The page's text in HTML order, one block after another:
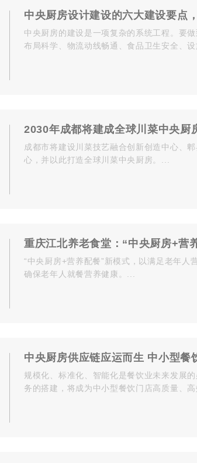
中央厨房设计建设的六大建设要点
中央厨房的建设是一项复杂的系统工程。要
布局科学、物流动线畅通、食品卫生安全、
2030年成都将建成全球川菜中央厨
成都市将建设川菜技艺融合创新创造中心、
心，并以此打造全球川菜中央厨房。...
重庆江北养老食堂：“中央厨房+营
“中央厨房+营养配餐”新模式，以满足老年人
确保老年人就餐营养健康。...
中央厨房供应链应运而生 中小型餐
规模化、标准化、智能化是餐饮业未来发展
务的搭建，将成为中小型餐饮门店高质量、